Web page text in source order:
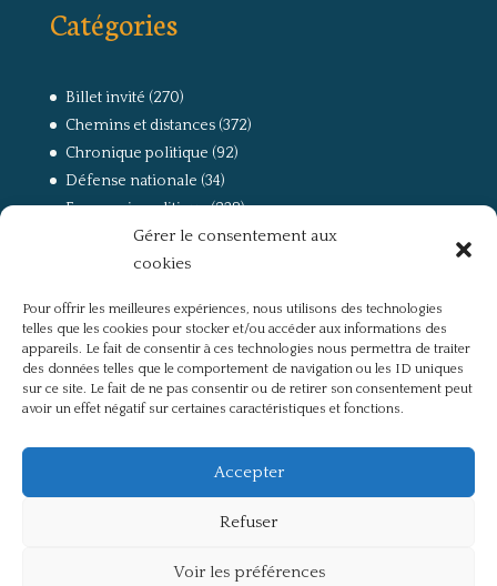
Gérer le consentement aux
cookies
Pour offrir les meilleures expériences, nous utilisons des technologies
telles que les cookies pour stocker et/ou accéder aux informations des
appareils. Le fait de consentir à ces technologies nous permettra de traiter
des données telles que le comportement de navigation ou les ID uniques
sur ce site. Le fait de ne pas consentir ou de retirer son consentement peut
avoir un effet négatif sur certaines caractéristiques et fonctions.
Accepter
Refuser
Voir les préférences
Catégories
Billet invité (270)
Chemins et distances(372)
Chronique politique (92)
Défense nationale (34)
Economie politique(238)
(168)
La guerre, la Résistance et la Déportation
Non classé(42)
Partis politiques, intelligentsia, médias(750)
Présentation(4)
Références(57)